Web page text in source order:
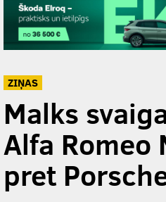
ZIŅAS
Malks
Alfa Romeo
pret